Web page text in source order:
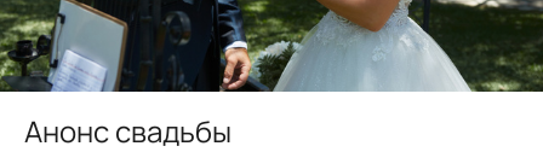
Анонс свадьбы